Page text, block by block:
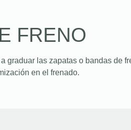
FRENO
graduar las zapatas o bandas de
en el frenado.